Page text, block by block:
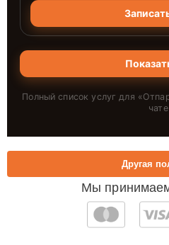
Полный список услуг для «
чате
Мы
Другая